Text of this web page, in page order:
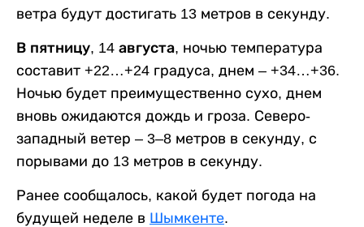
ветра будут достигать 13 метров в секунду.
В пятницу, 14 августа, ночью температура
составит +22…+24 градуса, днем – +34…+36.
Ночью будет преимущественно сухо, днем
вновь ожидаются дождь и гроза. Северо-
западный ветер – 3–8 метров в секунду, с
порывами до 13 метров в секунду.
Ранее сообщалось, какой будет погода на
будущей неделе в Шымкенте.